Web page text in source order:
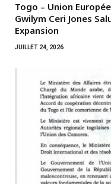
Togo – Union
Gwilym Ceri Jones
Expansion
JUILLET 24, 2026